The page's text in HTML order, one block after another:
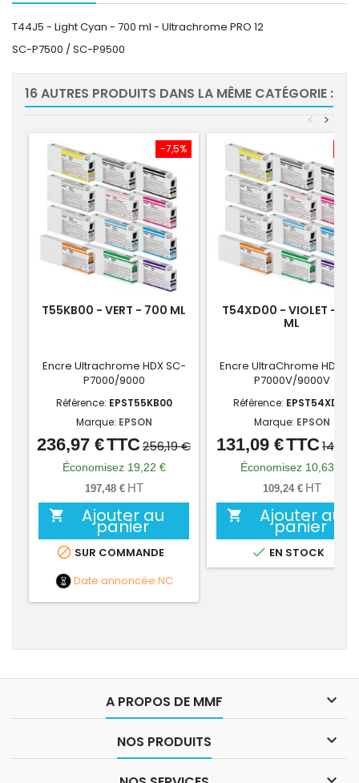
T44J5 - Light Cyan - 700 ml - Ultrachrome PRO 12
SC-P7500 / SC-P9500
16 AUTRES PRODUITS DANS LA MÊME CATÉGORIE :
>
<
-7,5%
T55KB00 - VERT - 700 ML
Encre Ultrachrome HDX SC-
P7000/9000
Référence: EPST55KB00
Marque: EPSON
Prix
Prix
de
base
236,97 €TTC256,19 €
Économisez 19,22 €
197,48 € HT
 Ajouter au
panier
 SUR COMMANDE
Date annoncée NC
T54XD00 - VIOLET -
ML
Encre UltraChrome HDX
P7000V/9000V
Référence: EPST54XD00
Marque: EPSON
Prix
Prix
de
base
131,09 €TTC
Économisez 10,63 €
109,24 € HT
 Ajouter au
panier
 EN STOCK
A PROPOS DE MMF 
NOS PRODUITS 